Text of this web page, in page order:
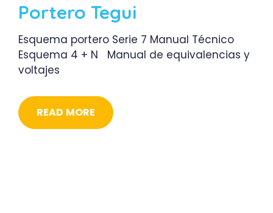
Portero Tegui
Esquema portero Serie 7 Manual Técnico
Esquema 4 + N Manual de equivalencias y
voltajes
READ MORE